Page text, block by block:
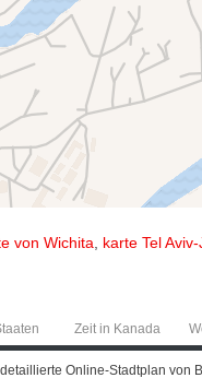
von Wichita karte Tel
Zeit in Kanada
Online-Stadtplan von